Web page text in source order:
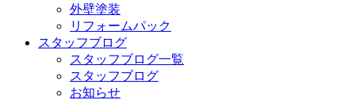
外壁塗装
リフォームパック
スタッフブログ
スタッフブログ一覧
スタッフブログ
お知らせ